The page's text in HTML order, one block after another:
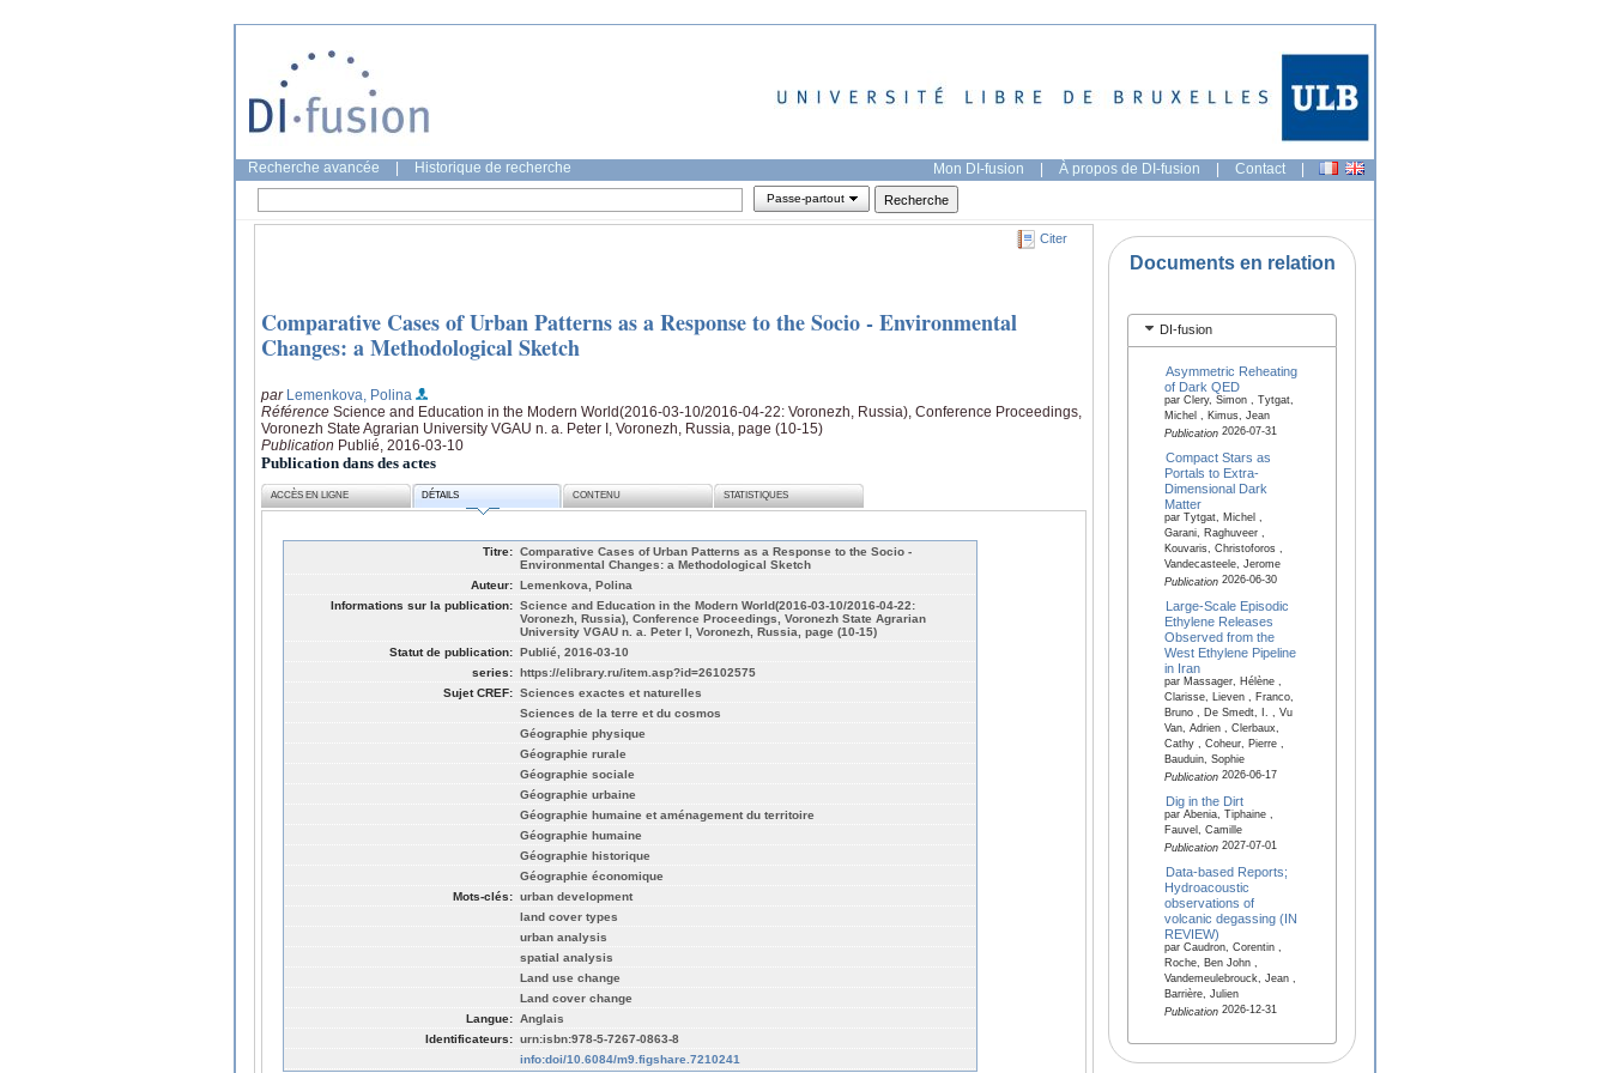
Recherche avancée Historique de recherche Mon DI-fusion | À propos de DI-fusion | Contact |
Passe-partout
Citer
Comparative Cases of Urban Patterns as a Response to the Socio - Environmental
Changes: a Methodological Sketch
par Lemenkova, Polina
Référence Science and Education in the Modern World(2016-03-10/2016-04-22: Voronezh, Russia), Conference Proceedings,
Voronezh State Agrarian University VGAU n. a. Peter I, Voronezh, Russia, page (10-15)
Publication Publié, 2016-03-10
Publication dans des actes
ACCÈS EN LIGNE DÉTAILS CONTENU STATISTIQUES
Titre: Comparative Cases of Urban Patterns as a Response to the Socio -
Environmental Changes: a Methodological Sketch
Auteur: Lemenkova, Polina
Informations sur la publication: Science and Education in the Modern World(2016-03-10/2016-04-22:
Voronezh, Russia), Conference Proceedings, Voronezh State Agrarian
University VGAU n. a. Peter I, Voronezh, Russia, page (10-15)
Statut de publication: Publié, 2016-03-10
series: https://elibrary.ru/item.asp?id=26102575
Sujet CREF: Sciences exactes et naturelles
Sciences de la terre et du cosmos
Géographie physique
Géographie rurale
Géographie sociale
Géographie urbaine
Géographie humaine et aménagement du territoire
Géographie humaine
Géographie historique
Géographie économique
Mots-clés: urban development
land cover types
urban analysis
spatial analysis
Land use change
Land cover change
Langue: Anglais
Identificateurs: urn:isbn:978-5-7267-0863-8
info:doi/10.6084/m9.figshare.7210241
Documents en relation
DI-fusion
Asymmetric Reheating
of Dark QED
par Clery, Simon , Tytgat,
Michel , Kimus, Jean
Publication2026-07-31
Compact Stars as
Portals to Extra-
Dimensional Dark
Matter
par Tytgat, Michel ,
Garani, Raghuveer ,
Kouvaris, Christoforos ,
Vandecasteele, Jerome
Publication2026-06-30
Large-Scale Episodic
Ethylene Releases
Observed from the
West Ethylene Pipeline
in Iran
par Massager, Hélène ,
Clarisse, Lieven , Franco,
Bruno , De Smedt, I. , Vu
Van, Adrien , Clerbaux,
Cathy , Coheur, Pierre ,
Bauduin, Sophie
Publication2026-06-17
Dig in the Dirt
par Abenia, Tiphaine ,
Fauvel, Camille
Publication2027-07-01
Data-based Reports;
Hydroacoustic
observations of
volcanic degassing (IN
REVIEW)
par Caudron, Corentin ,
Roche, Ben John ,
Vandemeulebrouck, Jean ,
Barrière, Julien
Publication2026-12-31